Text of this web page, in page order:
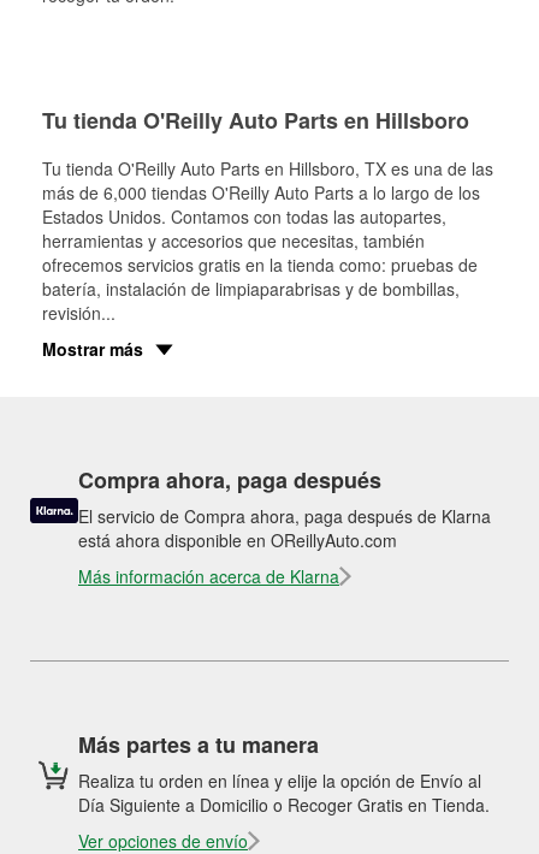
Tu tienda O'Reilly Auto Parts en Hillsboro
Tu tienda O'Reilly Auto Parts en Hillsboro, TX es una de las
más de 6,000 tiendas O'Reilly Auto Parts a lo largo de los
Estados Unidos. Contamos con todas las autopartes,
herramientas y accesorios que necesitas, también
ofrecemos servicios gratis en la tienda como: pruebas de
batería, instalación de limpiaparabrisas y de bombillas,
revisión...
Mostrar más
Compra ahora, paga después
El servicio de Compra ahora, paga después de Klarna
está ahora disponible en OReillyAuto.com
Más información acerca de Klarna
Más partes a tu manera
Realiza tu orden en línea y elije la opción de Envío al
Día Siguiente a Domicilio o Recoger Gratis en Tienda.
Ver opciones de envío